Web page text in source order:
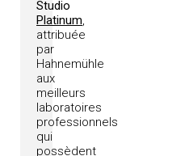
Studio
Platinum,
attribuée
par
Hahnemühle
aux
meilleurs
laboratoires
professionnels
qui
possèdent